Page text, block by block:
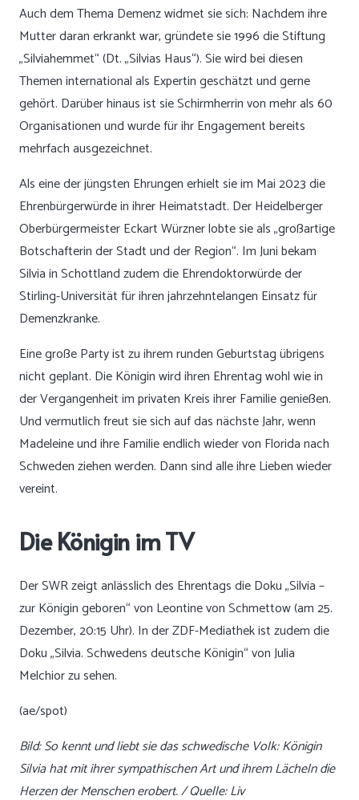
Auch dem Thema Demenz widmet sie sich: Nachdem ihre
Mutter daran erkrankt war, gründete sie 1996 die Stiftung
„Silviahemmet“ (Dt. „Silvias Haus“). Sie wird bei diesen
Themen international als Expertin geschätzt und gerne
gehört. Darüber hinaus ist sie Schirmherrin von mehr als 60
Organisationen und wurde für ihr Engagement bereits
mehrfach ausgezeichnet.
Als eine der jüngsten Ehrungen erhielt sie im Mai 2023 die
Ehrenbürgerwürde in ihrer Heimatstadt. Der Heidelberger
Oberbürgermeister Eckart Würzner lobte sie als „großartige
Botschafterin der Stadt und der Region“. Im Juni bekam
Silvia in Schottland zudem die Ehrendoktorwürde der
Stirling-Universität für ihren jahrzehntelangen Einsatz für
Demenzkranke.
Eine große Party ist zu ihrem runden Geburtstag übrigens
nicht geplant. Die Königin wird ihren Ehrentag wohl wie in
der Vergangenheit im privaten Kreis ihrer Familie genießen.
Und vermutlich freut sie sich auf das nächste Jahr, wenn
Madeleine und ihre Familie endlich wieder von Florida nach
Schweden ziehen werden. Dann sind alle ihre Lieben wieder
vereint.
Die Königin im TV
Der SWR zeigt anlässlich des Ehrentags die Doku „Silvia –
zur Königin geboren“ von Leontine von Schmettow (am 25.
Dezember, 20:15 Uhr). In der ZDF-Mediathek ist zudem die
Doku „Silvia. Schwedens deutsche Königin“ von Julia
Melchior zu sehen.
(ae/spot)
Bild: So kennt und liebt sie das schwedische Volk: Königin
Silvia hat mit ihrer sympathischen Art und ihrem Lächeln die
Herzen der Menschen erobert. / Quelle: Liv